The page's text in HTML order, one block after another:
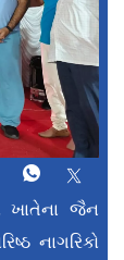
ખાતેના જૈન
નાગરિકો